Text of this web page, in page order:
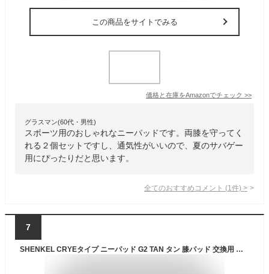
この商品をサイトでみる
価格と在庫をAmazonでチェック >>
グラスマン(60代・男性)
スポーツ用のおしゃれなニーパッドです。両膝を守ってく
れる２個セットですし、通気性がいいので、夏のサバゲー
用にぴったりだと思います。
全てのおすすめコメント (1 件) >
7
SHENKEL CRYEタイプ ニーパッド G2 TAN タン 膝パッド 交換用 パッド コンバットパンツ 用 プロテクター サバイバルゲーム pad-004tan